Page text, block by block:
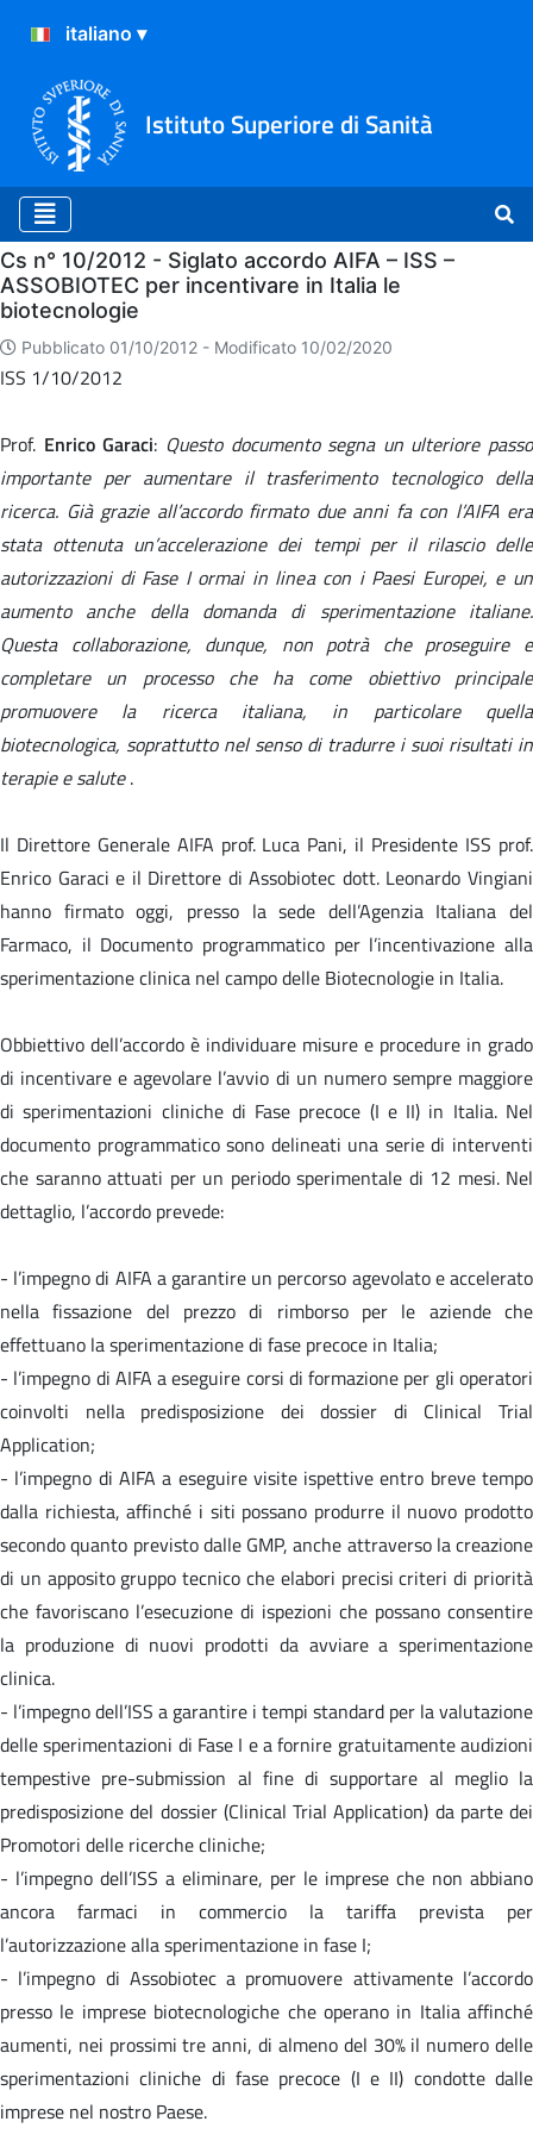
Istituto Superiore di Sanità
Home
Cs n° 10/2012 - Siglato accordo AIFA – ISS –
ASSOBIOTEC per incentivare in Italia le
biotecnologie
Pubblicato 01/10/2012 - Modificato 10/02/2020
ISS 1/10/2012
Prof. Enrico Garaci: Questo documento segna un ulteriore passo
importante per aumentare il trasferimento tecnologico della
ricerca. Già grazie all’accordo firmato due anni fa con l’AIFA era
stata ottenuta un’accelerazione dei tempi per il rilascio delle
autorizzazioni di Fase I ormai in linea con i Paesi Europei, e un
aumento anche della domanda di sperimentazione italiane.
Questa collaborazione, dunque, non potrà che proseguire e
completare un processo che ha come obiettivo principale
promuovere la ricerca italiana, in particolare quella
biotecnologica, soprattutto nel senso di tradurre i suoi risultati in
terapie e salute .
Il Direttore Generale AIFA prof. Luca Pani, il Presidente ISS prof.
Enrico Garaci e il Direttore di Assobiotec dott. Leonardo Vingiani
hanno firmato oggi, presso la sede dell’Agenzia Italiana del
Farmaco, il Documento programmatico per l’incentivazione alla
sperimentazione clinica nel campo delle Biotecnologie in Italia.
Obbiettivo dell’accordo è individuare misure e procedure in grado
di incentivare e agevolare l’avvio di un numero sempre maggiore
di sperimentazioni cliniche di Fase precoce (I e II) in Italia. Nel
documento programmatico sono delineati una serie di interventi
che saranno attuati per un periodo sperimentale di 12 mesi. Nel
dettaglio, l’accordo prevede:
- l’impegno di AIFA a garantire un percorso agevolato e accelerato
nella fissazione del prezzo di rimborso per le aziende che
effettuano la sperimentazione di fase precoce in Italia;
- l’impegno di AIFA a eseguire corsi di formazione per gli operatori
coinvolti nella predisposizione dei dossier di Clinical Trial
Application;
- l’impegno di AIFA a eseguire visite ispettive entro breve tempo
dalla richiesta, affinché i siti possano produrre il nuovo prodotto
secondo quanto previsto dalle GMP, anche attraverso la creazione
di un apposito gruppo tecnico che elabori precisi criteri di priorità
che favoriscano l’esecuzione di ispezioni che possano consentire
la produzione di nuovi prodotti da avviare a sperimentazione
clinica.
- l’impegno dell’ISS a garantire i tempi standard per la valutazione
delle sperimentazioni di Fase I e a fornire gratuitamente audizioni
tempestive pre-submission al fine di supportare al meglio la
predisposizione del dossier (Clinical Trial Application) da parte dei
Promotori delle ricerche cliniche;
- l’impegno dell’ISS a eliminare, per le imprese che non abbiano
ancora farmaci in commercio la tariffa prevista per
l’autorizzazione alla sperimentazione in fase I;
- l’impegno di Assobiotec a promuovere attivamente l’accordo
presso le imprese biotecnologiche che operano in Italia affinché
aumenti, nei prossimi tre anni, di almeno del 30% il numero delle
sperimentazioni cliniche di fase precoce (I e II) condotte dalle
imprese nel nostro Paese.